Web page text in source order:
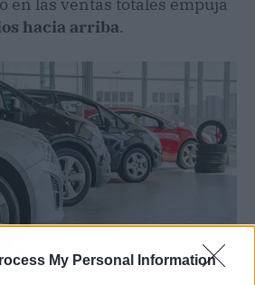
My Personal Information
en las ventas totales empuja
hacia arriba.